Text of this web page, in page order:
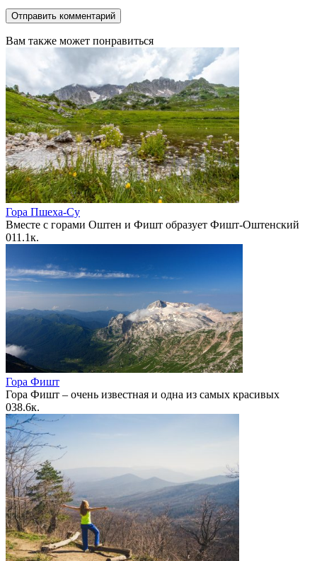
Вам также может понравиться
Гора Пшеха-Су
Вместе с горами Оштен и Фишт образует Фишт-Оштенский
011.1к.
Гора Фишт
Гора Фишт – очень известная и одна из самых красивых
038.6к.